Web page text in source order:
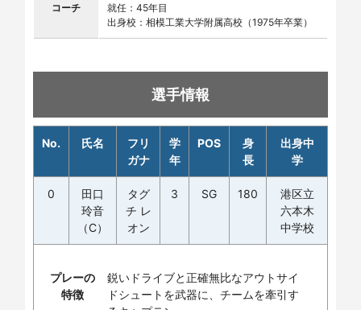
コーチ
就任：45年目
出身校：相模工業大学附属高校（1975年卒業）
選手情報
No. 氏名
フリ
ガナ
学
年
POS
身
長
出身中
学
0
田口
玲音
（C）
タグ
チ レ
オン
3 SG 180
港区立
六本木
中学校
プレーの
特徴
鋭いドライブと正確無比なアウトサイ
ドシュートを武器に、チームを牽引す